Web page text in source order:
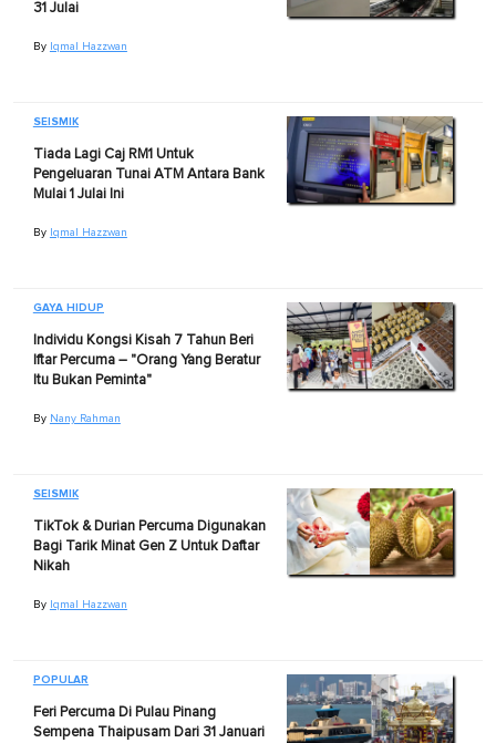
31 Julai
By Iqmal Hazzwan
SEISMIK
Tiada Lagi Caj RM1 Untuk
Pengeluaran Tunai ATM Antara Bank
Mulai 1 Julai Ini
By Iqmal Hazzwan
GAYA HIDUP
Individu Kongsi Kisah 7 Tahun Beri
Iftar Percuma – "Orang Yang Beratur
Itu Bukan Peminta"
By Nany Rahman
SEISMIK
TikTok & Durian Percuma Digunakan
Bagi Tarik Minat Gen Z Untuk Daftar
Nikah
By Iqmal Hazzwan
POPULAR
Feri Percuma Di Pulau Pinang
Sempena Thaipusam Dari 31 Januari